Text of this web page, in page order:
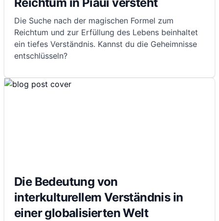
Die Suche nach der magischen Formel zum
Reichtum und zur Erfüllung des Lebens beinhaltet
ein tiefes Verständnis. Kannst du die Geheimnisse
entschlüsseln?
Die Bedeutung von
interkulturellem Verständnis in
einer globalisierten Welt